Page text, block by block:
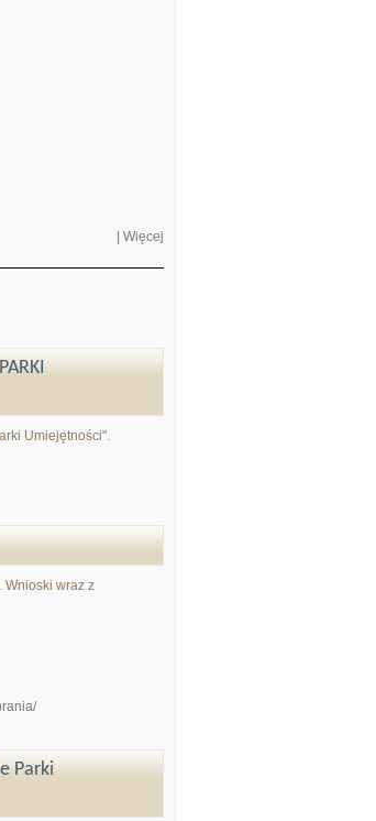
Więcej
Umiejętności".
Wnioski wraz z
Parki